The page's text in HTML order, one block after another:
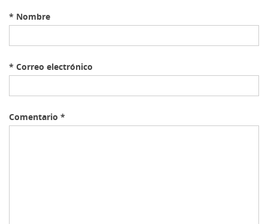
* Nombre
* Correo electrónico
Comentario *